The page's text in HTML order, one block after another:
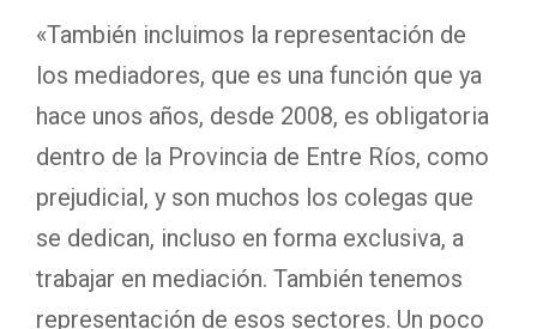
«También incluimos la representación de
los mediadores, que es una función que ya
hace unos años, desde 2008, es obligatoria
dentro de la Provincia de Entre Ríos, como
prejudicial, y son muchos los colegas que
se dedican, incluso en forma exclusiva, a
trabajar en mediación. También tenemos
representación de esos sectores. Un poco